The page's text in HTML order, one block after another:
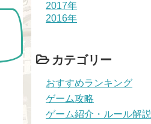
2017年
2016年
カテゴリー
おすすめランキング
ゲーム攻略
ゲーム紹介・ルール解説